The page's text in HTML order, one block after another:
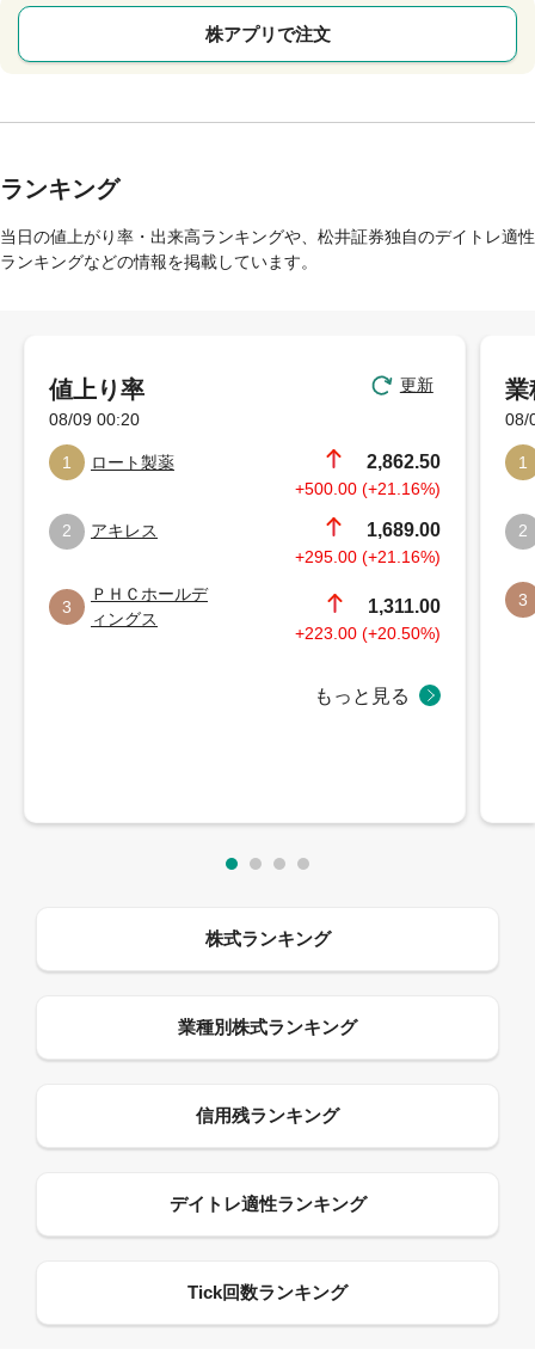
株アプリで注文
ランキング
当日の値上がり率・出来高ランキングや、松井証券独自のデイトレ適性
ランキングなどの情報を掲載しています。